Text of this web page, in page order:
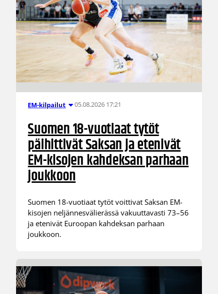
EM-kilpailut 05.08.2026 17:21
Suomen 18-vuotiaat tytöt
päihittivät Saksan ja etenivät
EM-kisojen kahdeksan parhaan
joukkoon
Suomen 18-vuotiaat tytöt voittivat Saksan EM-
kisojen neljännesvälierässä vakuuttavasti 73–56
ja etenivät Euroopan kahdeksan parhaan
joukkoon.